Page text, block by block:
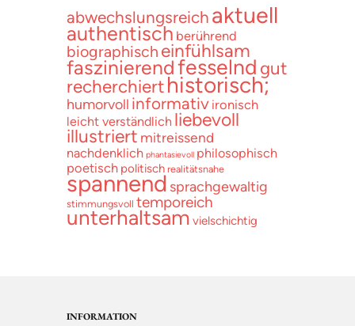
abwechslungsreich aktuell
authentisch berührend
biographisch einfühlsam
faszinierendfesselnd gut
recherchierthistorisch;
humorvoll informativ ironisch
leicht verständlich liebevoll
illustriert mitreissend
nachdenklich phantasievoll philosophisch
poetisch politisch realitätsnahe
spannend sprachgewaltig
stimmungsvoll temporeich
unterhaltsam vielschichtig
INFORMATION